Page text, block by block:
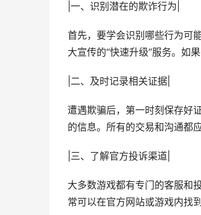
|一、识别潜在的欺诈行为|
首先，要学会识别哪些行为可
大宣传的“快速升级”服务。如
|二、及时记录相关证据|
遭遇欺骗后，第一时刻保存好
的信息。所有的交易和沟通都
|三、了解官方投诉渠道|
大多数游戏都有专门的客服和
常可以在官方网站或游戏内找